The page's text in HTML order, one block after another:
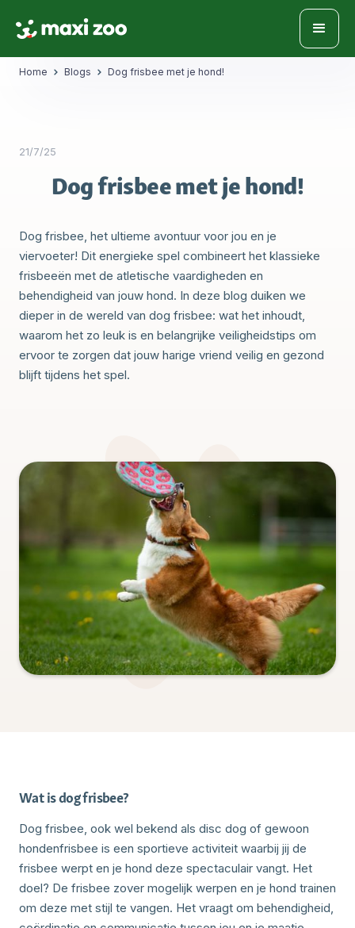
Home Blogs Dog frisbee met je hond!
21/7/25
Dog frisbee met je hond!
Dog frisbee, het ultieme avontuur voor jou en je
viervoeter! Dit energieke spel combineert het klassieke
frisbeeën met de atletische vaardigheden en
behendigheid van jouw hond. In deze blog duiken we
dieper in de wereld van dog frisbee: wat het inhoudt,
waarom het zo leuk is en belangrijke veiligheidstips om
ervoor te zorgen dat jouw harige vriend veilig en gezond
blijft tijdens het spel.
Wat is dog frisbee?
Dog frisbee, ook wel bekend als disc dog of gewoon
hondenfrisbee is een sportieve activiteit waarbij jij de
frisbee werpt en je hond deze spectaculair vangt. Het
doel? De frisbee zover mogelijk werpen en je hond trainen
om deze met stijl te vangen. Het vraagt om behendigheid,